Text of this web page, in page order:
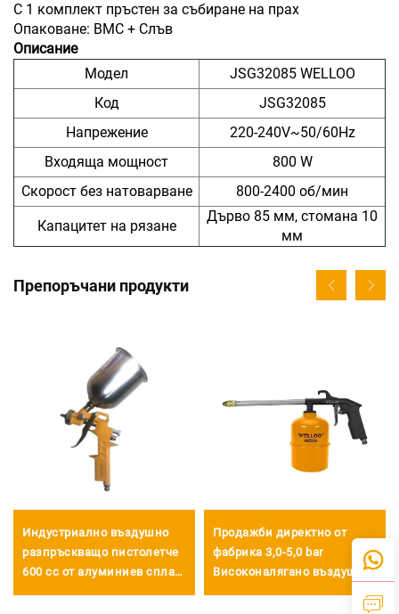
С 1 комплект пръстен за събиране на прах
Опаковане: BMC + Слъв
Описание
Модел
JSG32085 WELLOO
Код
JSG32085
Напрежение
220-240V~50/60Hz
Входяща мощност
800 W
Скорост без натоварване
800-2400 об/мин
Капацитет на рязане
Дърво 85 мм, стомана 10
мм
Препоръчани продукти
Индустриално въздушно
разпръскващо пистолетче
600 cc от алуминиев сплав,
Продажби директно от
фабрика 3,0-5,0 bar
Високоналягано въздушно